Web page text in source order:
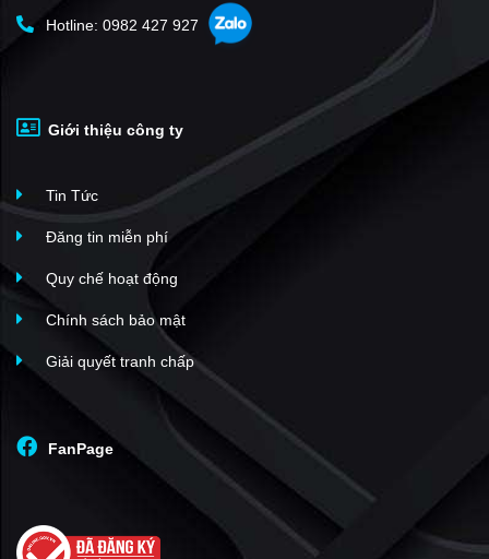
Hotline: 0982 427 927
Giới thiệu công ty
Tin Tức
Đăng tin miễn phí
Quy chế hoạt động
Chính sách bảo mật
Giải quyết tranh chấp
FanPage